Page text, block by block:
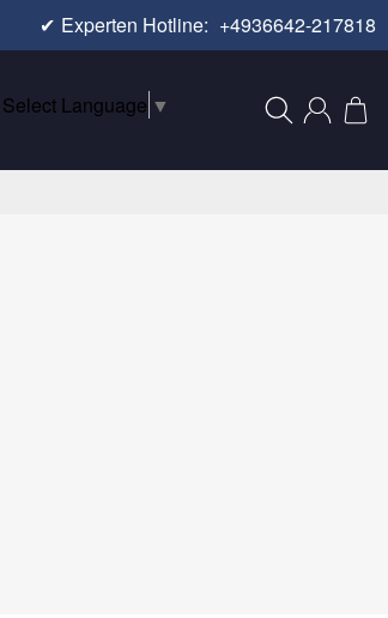
✔ Experten Hotline: +4936642-217818
Select Language ▼